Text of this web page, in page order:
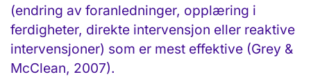
(endring av foranledninger, opplæring i
ferdigheter, direkte intervensjon eller reaktive
intervensjoner) som er mest effektive (Grey &
McClean, 2007).